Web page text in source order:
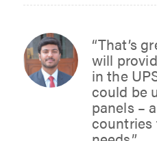
“That’s
will
in the
could be
panels –